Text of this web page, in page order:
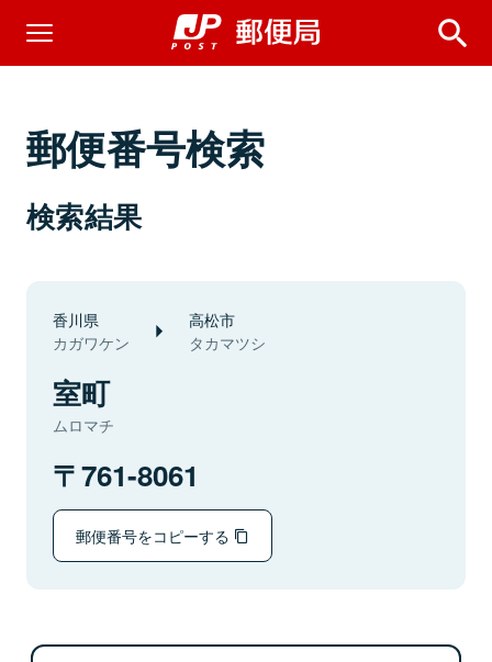
郵便番号検索
検索結果
香川県
カガワケン
高松市
タカマツシ
室町
ムロマチ
761-8061
郵便番号をコピーする